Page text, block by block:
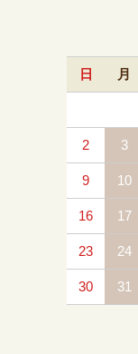
日 月
2 3
9 10
16 17
23 24
30 31